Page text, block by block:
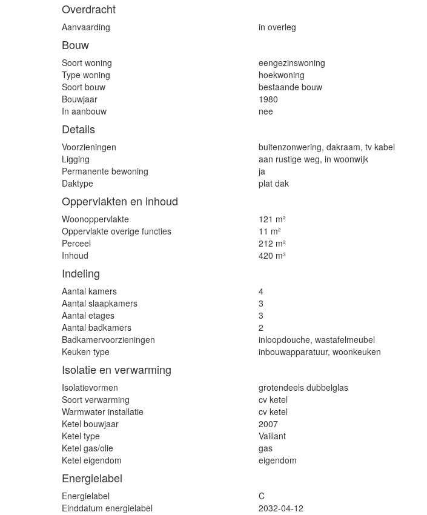
Overdracht
Aanvaarding in overleg
Bouw
Soort woning
eengezinswoning
Type woning
hoekwoning
Soort bouw
bestaande bouw
Bouwjaar
1980
In aanbouw
nee
Details
Voorzieningen
buitenzonwering, dakraam, tv kabel
Ligging
aan rustige weg, in woonwijk
Permanente bewoning
ja
Daktype
plat dak
Oppervlakten en inhoud
Woonoppervlakte
121 m²
Oppervlakte overige functies
11 m²
Perceel
212 m²
Inhoud
420 m³
Indeling
Aantal kamers
4
Aantal slaapkamers
3
Aantal etages
3
Aantal badkamers
2
Badkamervoorzieningen
inloopdouche, wastafelmeubel
Keuken type
inbouwapparatuur, woonkeuken
Isolatie en verwarming
Isolatievormen
grotendeels dubbelglas
Soort verwarming
cv ketel
Warmwater installatie
cv ketel
Ketel bouwjaar
2007
Ketel type
Vaillant
Ketel gas/olie
gas
Ketel eigendom
eigendom
Energielabel
Energielabel
C
Einddatum energielabel
2032-04-12